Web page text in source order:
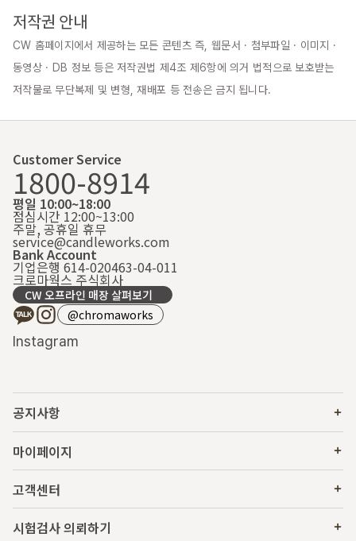
저작권 안내
CW 홈페이지에서 제공하는 모든 콘텐츠 즉, 웹문서 · 첨부파일 · 이미지 ·
동영상 · DB 정보 등은 저작권법 제4조 제6항에 의거 법적으로 보호받는
저작물로 무단복제 및 변형, 재배포 등 전송은 금지 됩니다.
Customer Service
1800-8914
평일 10:00~18:00
점심시간 12:00~13:00
주말, 공휴일 휴무
service@candleworks.com
Bank Account
기업은행 614-020463-04-011
크로마웍스 주식회사
CW 오프라인 매장 살펴보기
@chromaworks
Instagram
공지사항
마이페이지
고객센터
시험검사 의뢰하기